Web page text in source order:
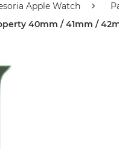
Apple Watch
40mm / 41mm /